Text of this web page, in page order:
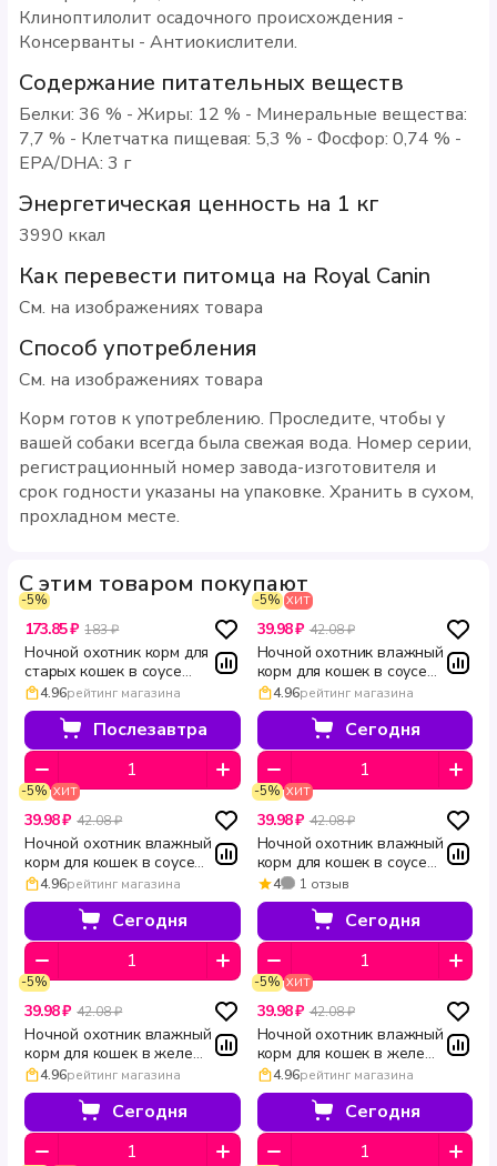
Клиноптилолит осадочного происхождения -
Консерванты - Антиокислители.
Содержание питательных веществ
Белки: 36 % - Жиры: 12 % - Минеральные вещества:
7,7 % - Клетчатка пищевая: 5,3 % - Фосфор: 0,74 % -
EPA/DHA: 3 г
Энергетическая ценность на 1 кг
3990 ккал
Как перевести питомца на Royal Canin
См. на изображениях товара
Способ употребления
См. на изображениях товара
Корм готов к употреблению. Проследите, чтобы у
вашей собаки всегда была свежая вода. Номер серии,
регистрационный номер завода-изготовителя и
срок годности указаны на упаковке. Хранить в сухом,
прохладном месте.
С этим товаром покупают
-5%
173.85 ₽ 183 ₽
Ночной охотник корм для
старых кошек в соусе
ягненок и курица 415 г
4.96рейтинг магазина
Послезавтра
ХИТ
-5%
39.98 ₽ 42.08 ₽
Ночной охотник влажный
корм для кошек в соусе
Телятина и индейка 100 г
4.96рейтинг магазина
Сегодня
ХИТ
-5%
39.98 ₽ 42.08 ₽
Ночной охотник влажный
корм для кошек в соусе
Мясное ассорти 100 г
4.96рейтинг магазина
Сегодня
ХИТ
-5%
39.98 ₽ 42.08 ₽
Ночной охотник влажный
корм для кошек в соусе
Лосось Судак Тунец 100 г
4 1 отзыв
Сегодня
-5%
39.98 ₽ 42.08 ₽
Ночной охотник влажный
корм для кошек в желе
Телятина и ягненок 100 г
4.96рейтинг магазина
Сегодня
ХИТ
-5%
39.98 ₽ 42.08 ₽
Ночной охотник влажный
корм для кошек в желе
Лосось Судак Тунец 100 г
4.96рейтинг магазина
Сегодня